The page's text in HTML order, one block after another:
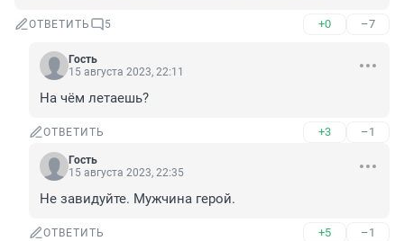
ОТВЕТИТЬ 5 +0 –7
Гость
15 августа 2023, 22:11
На чём летаешь?
ОТВЕТИТЬ +3 –1
Гость
15 августа 2023, 22:35
Не завидуйте. Мужчина герой.
ОТВЕТИТЬ +5 –1